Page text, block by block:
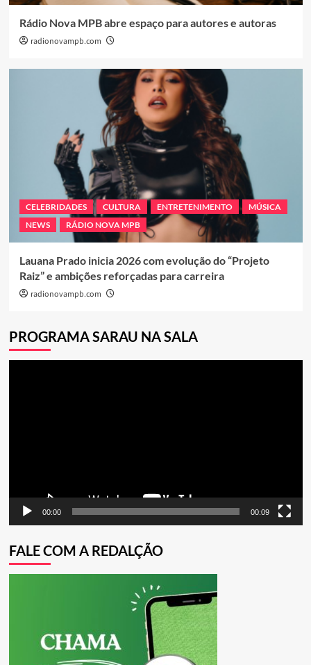
Rádio Nova MPB abre espaço para autores e autoras
radionovampb.com
CELEBRIDADES CULTURA ENTRETENIMENTO
MÚSICA
NEWS
RÁDIO NOVA MPB
Lauana Prado inicia 2026 com evolução do “Projeto
Raiz” e ambições reforçadas para carreira
radionovampb.com
PROGRAMA SARAU NA SALA
00:00 00:09
FALE COM A REDALÇÃO